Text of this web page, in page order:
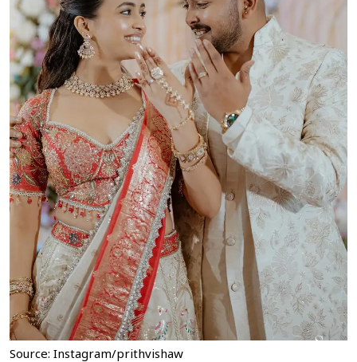
Source: Instagram/prithvishaw